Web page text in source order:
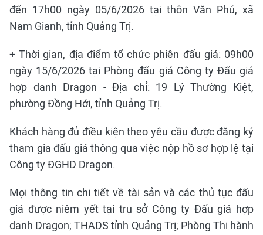
đến 17h00 ngày 05/6/2026 tại thôn Văn Phú, xã
Nam Gianh, tỉnh Quảng Trị.
+ Thời gian, địa điểm tổ chức phiên đấu giá: 09h00
ngày 15/6/2026 tại Phòng đấu giá Công ty Đấu giá
hợp danh Dragon - Địa chỉ: 19 Lý Thường Kiệt,
phường Đồng Hới, tỉnh Quảng Trị.
Khách hàng đủ điều kiện theo yêu cầu được đăng ký
tham gia đấu giá thông qua việc nộp hồ sơ hợp lệ tại
Công ty ĐGHD Dragon.
Mọi thông tin chi tiết về tài sản và các thủ tục đấu
giá được niêm yết tại trụ sở Công ty Đấu giá hợp
danh Dragon; THADS tỉnh Quảng Trị; Phòng Thi hành